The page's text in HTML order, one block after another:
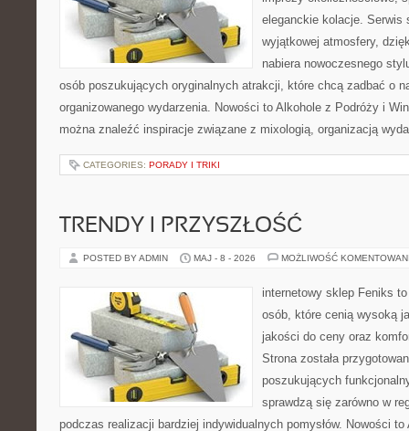
eleganckie kolacje. Serwis
wyjątkowej atmosfery,
nabiera nowoczesnego
osób poszukujących oryginalnych atrakcji, które chcą zadbać o
organizowanego wydarzenia. Nowości to Alkohole z Podróży i
można znaleźć inspiracje związane z mixologią, organizacją
CATEGORIES: PORADY I TRIKI
TRENDY I PRZYSZŁOŚĆ
POSTED BY ADMIN MAJ - 8 - 2026 MOŻLIWOŚĆ
internetowy sklep Feniks
osób, które cenią wysoką
jakości do ceny oraz
Strona została
poszukujących
sprawdzą się zarówno w
podczas realizacji bardziej indywidualnych pomysłów. Nowości